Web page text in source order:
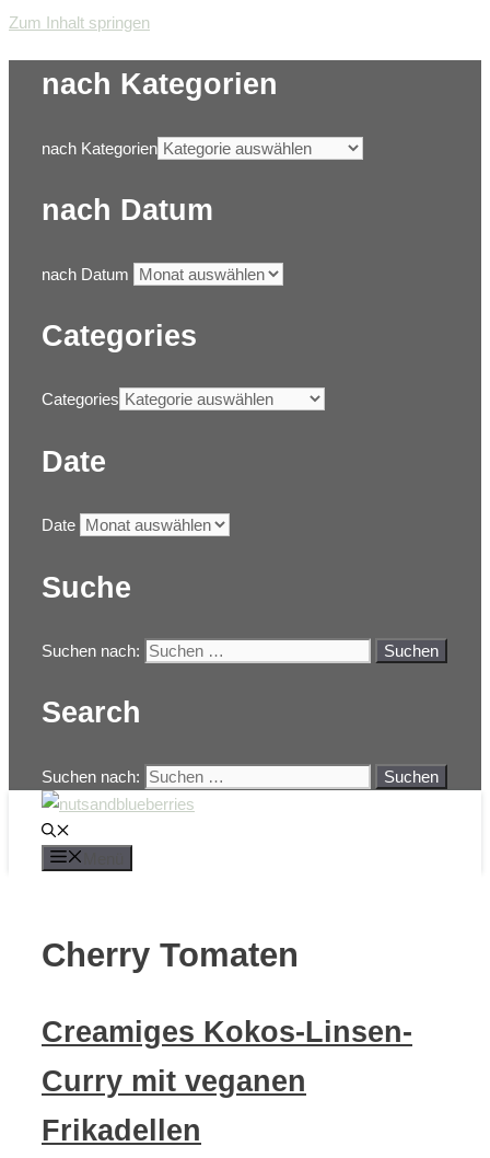
Zum Inhalt springen
nach Kategorien
nach Kategorien
nach Datum
nach Datum
Categories
Categories
Date
Date
Suche
Suchen nach:
Search
Suchen nach:
Cherry Tomaten
Creamiges Kokos-Linsen-
Curry mit veganen
Frikadellen